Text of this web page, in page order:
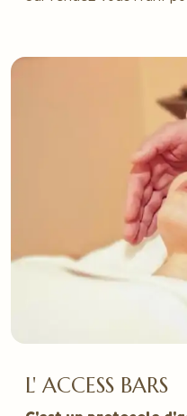
L' ACCESS BARS